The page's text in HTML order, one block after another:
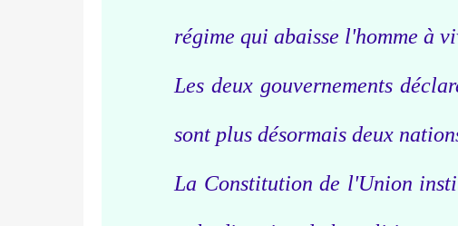
régime qui abaisse l'homme à
Les deux gouvernements
sont plus désormais deux
La Constitution de l'Union